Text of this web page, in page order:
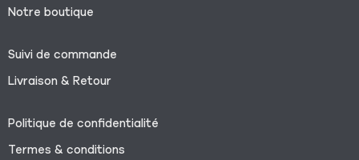
Notre boutique
Suivi de commande
Livraison & Retour
Politique de confidentialité
Termes & conditions